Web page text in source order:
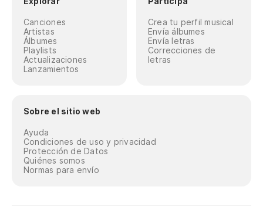
Canciones
Artistas
Álbumes
Playlists
Actualizaciones
Lanzamientos
Crea tu perfil musical
Envía álbumes
Envía letras
Correcciones de
letras
Sobre el sitio web
Ayuda
Condiciones de uso y privacidad
Protección de Datos
Quiénes somos
Normas para envío